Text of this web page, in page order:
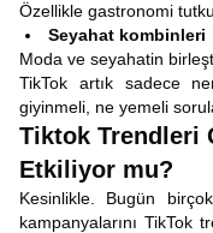
Özellikle gastronomi
Seyahat kombinleri
Moda ve seyahatin
TikTok artık sadece
giyinmeli, ne yemeli
Tiktok Trendleri
Etkiliyor mu?
Kesinlikle. Bugün
kampanyalarını TikTok